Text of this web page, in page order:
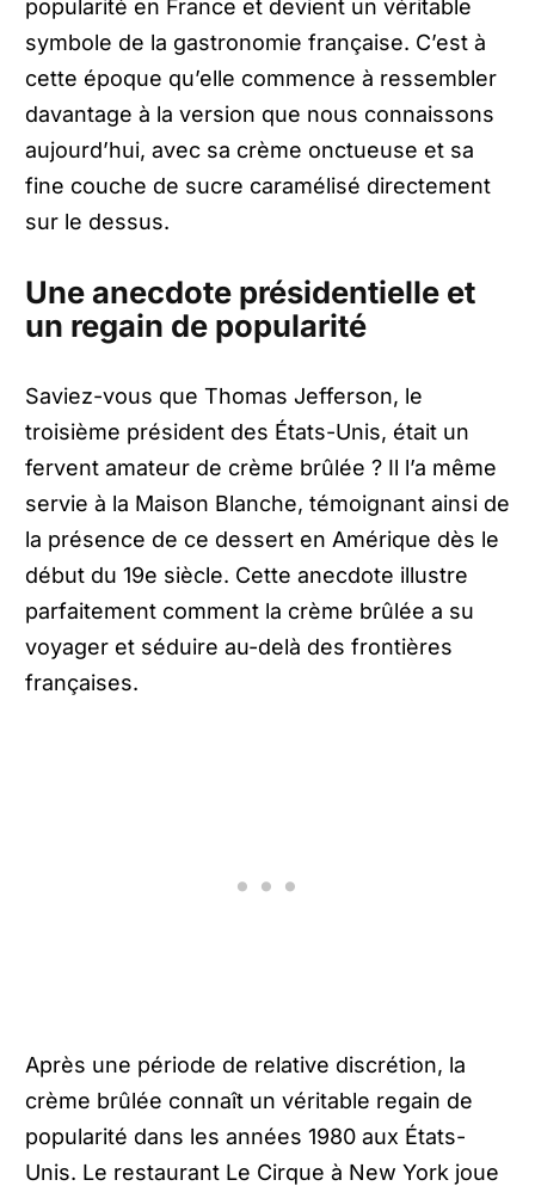
popularité en France et devient un véritable
symbole de la gastronomie française. C’est à
cette époque qu’elle commence à ressembler
davantage à la version que nous connaissons
aujourd’hui, avec sa crème onctueuse et sa
fine couche de sucre caramélisé directement
sur le dessus.
Une anecdote présidentielle et
un regain de popularité
Saviez-vous que Thomas Jefferson, le
troisième président des États-Unis, était un
fervent amateur de crème brûlée ? Il l’a même
servie à la Maison Blanche, témoignant ainsi de
la présence de ce dessert en Amérique dès le
début du 19e siècle. Cette anecdote illustre
parfaitement comment la crème brûlée a su
voyager et séduire au-delà des frontières
françaises.
Après une période de relative discrétion, la
crème brûlée connaît un véritable regain de
popularité dans les années 1980 aux États-
Unis. Le restaurant Le Cirque à New York joue